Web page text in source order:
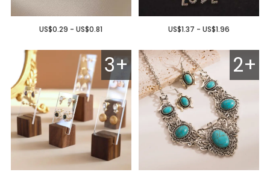
US$0.29 - US$0.81 US$1.37 - US$1.96
3+ 2+